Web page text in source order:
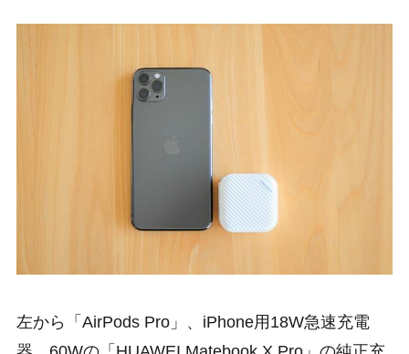
左から「AirPods Pro」、iPhone用18W急速充電